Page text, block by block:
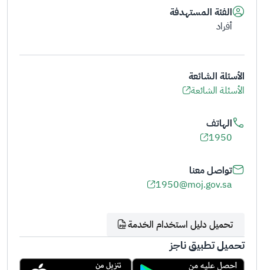
الفئة المستهدفة
أفراد
الأسئلة الشائعة
الأسئلة الشائعة
الهاتف
1950
تواصل معنا
1950@moj.gov.sa
تحميل دليل استخدام الخدمة
تحميل تطبيق ناجز